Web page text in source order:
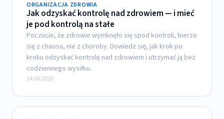
ORGANIZACJA ZDROWIA
Jak odzyskać kontrolę nad zdrowiem — i mieć
je pod kontrolą na stałe
Poczucie, że zdrowie wymknęło się spod kontroli, bierze
się z chaosu, nie z choroby. Dowiedz się, jak krok po
kroku odzyskać kontrolę nad zdrowiem i utrzymać ją bez
codziennego wysiłku.
14.06.2026